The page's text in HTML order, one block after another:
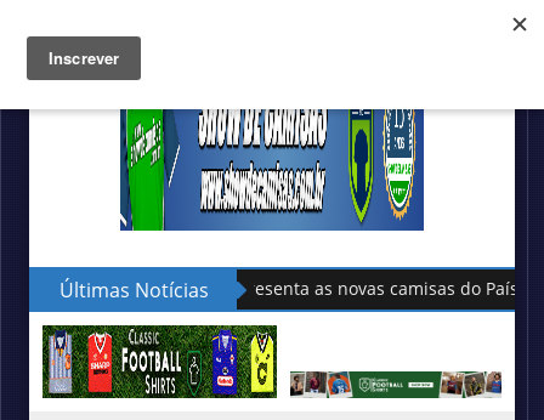
Últimas Notícias
Sudu apresenta as novas camisas do País de Gales